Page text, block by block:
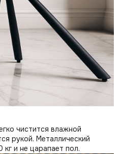
чистится влажной
рукой. Металлический
и не царапает пол.